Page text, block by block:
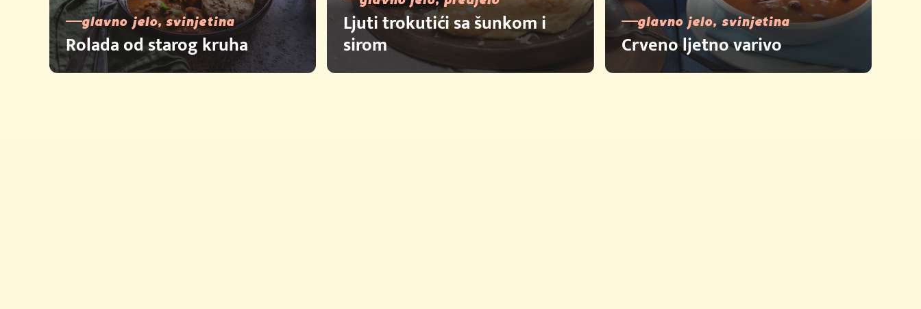
glavno jelo, svinjetina
Rolada od starog kruha
Ljuti trokutići sa šunkom i
sirom
glavno jelo, svinjetina
Crveno ljetno varivo